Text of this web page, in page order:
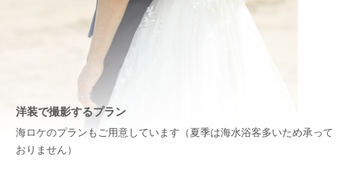
洋装で撮影するプラン
海ロケのプランもご用意しています（夏季は海水浴客多いため承って
おりません）